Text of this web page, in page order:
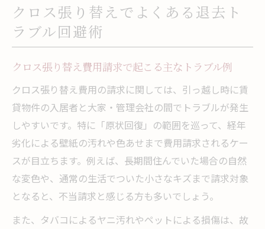
クロス張り替えでよくある退去ト
ラブル回避術
クロス張り替え費用請求で起こる主なトラブル例
クロス張り替え費用の請求に関しては、引っ越し時に賃
貸物件の入居者と大家・管理会社の間でトラブルが発生
しやすいです。特に「原状回復」の範囲を巡って、経年
劣化による壁紙の汚れや色あせまで費用請求されるケー
スが目立ちます。例えば、長期間住んでいた場合の自然
な変色や、通常の生活でついた小さなキズまで請求対象
となると、不当請求と感じる方も多いでしょう。
また、タバコによるヤニ汚れやペットによる損傷は、故